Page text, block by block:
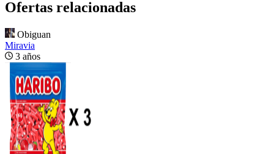
Ofertas relacionadas
Obiguan
Miravia
3 años